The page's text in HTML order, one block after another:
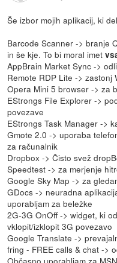
Še izbor mojih aplikacij, ki
Barcode Scanner -> branje
in še kje. To bi moral imet
AppBrain Market Sync ->
Remote RDP Lite -> zastonj
Opera Mini 5 browser -> za
EStrongs File Explorer ->
povezave
EStrongs Task Manager ->
Gmote 2.0 -> uporaba
za računalnik
Dropbox -> Čisto svež
Speedtest -> za merjenje
Google Sky Map -> za
GDocs -> neuradna
uporabljam za beležke
2G-3G OnOff -> widget, ki
vklopit/izklopit 3G povezavo
Google Translate ->
fring - FREE calls & chat ->
Občasno uporabljam za MSN